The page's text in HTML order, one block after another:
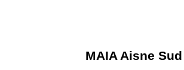
MAIA Aisne Sud